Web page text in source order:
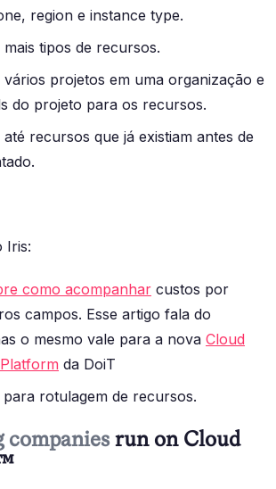
region e instance type.
tipos de recursos.
projetos em uma organização e
do projeto para os recursos.
recursos que já existiam antes de
Iris:
como acompanhar custos por
campos. Esse artigo fala do
o mesmo vale para a nova Cloud
da DoiT
para rotulagem de recursos.
companies run on Cloud